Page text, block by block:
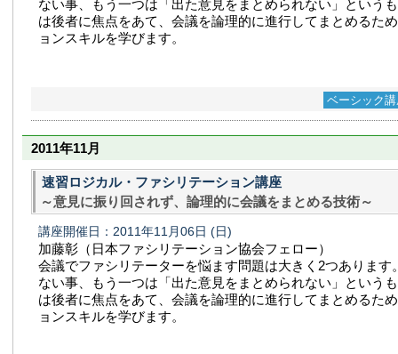
ない事、もう一つは「出た意見をまとめられない」という
は後者に焦点をあて、会議を論理的に進行してまとめるた
ョンスキルを学びます。
ベーシック
2011年11月
速習ロジカル・ファシリテーション講座
～意見に振り回されず、論理的に会議をまとめる技術～
講座開催日：2011年11月06日 (日)
加藤彰（日本ファシリテーション協会フェロー）
会議でファシリテーターを悩ます問題は大きく2つあります
ない事、もう一つは「出た意見をまとめられない」という
は後者に焦点をあて、会議を論理的に進行してまとめるた
ョンスキルを学びます。